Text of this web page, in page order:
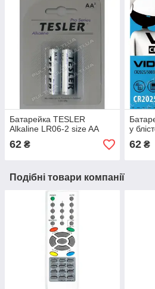
Батарейка TESLER
Alkaline LR06-2 size AA
62 ₴
у
62₴
Подібні товари компанії